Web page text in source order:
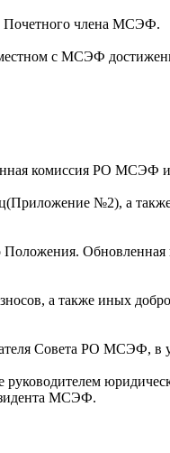
Почетного члена МСЭФ.
с МСЭФ
комиссия РО
№2), а также
а также иных
Совета РО МСЭФ, в
МСЭФ.